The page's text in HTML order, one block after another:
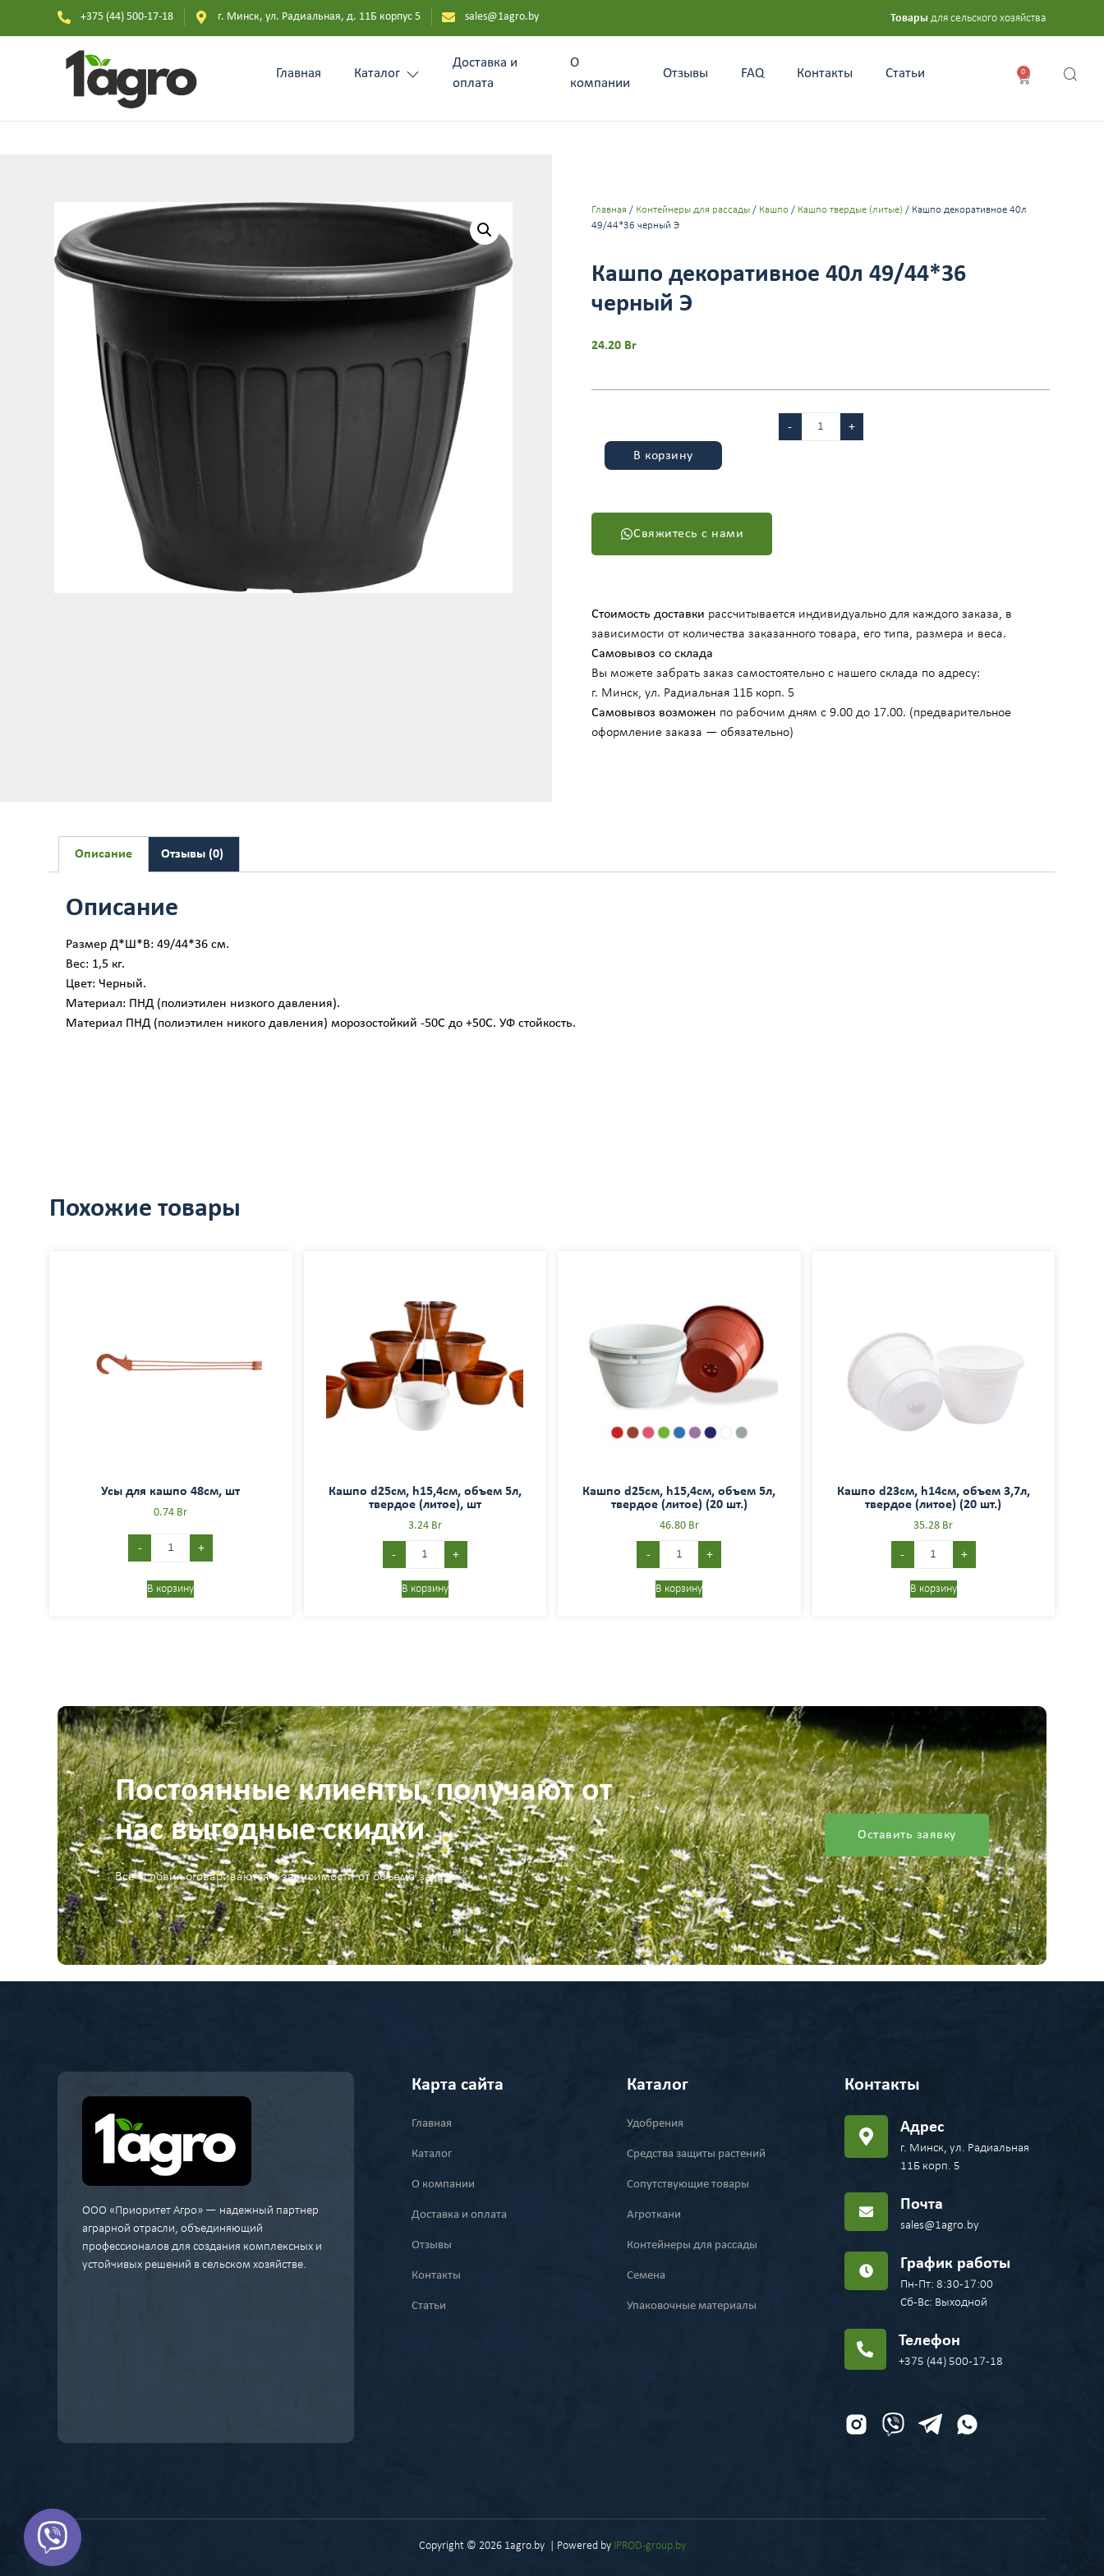
+375 (44) 500-17-18 г. Минск, ул. Радиальная, д. 11Б корпус 5 sales@1agro.by Товары для сельского хозяйства
Главная Каталог
Доставка и
оплата
О
компании
Отзывы FAQ Контакты Статьи 0
Главная / Контейнеры для рассады / Кашпо / Кашпо твердые (литые) / Кашпо декоративное 40л
49/44*36 черный Э
Кашпо декоративное 40л 49/44*36
черный Э
24.20 Br
- +
В корзину
Свяжитесь с нами
Стоимость доставки рассчитывается индивидуально для каждого заказа, в
зависимости от количества заказанного товара, его типа, размера и веса.
Самовывоз со склада
Вы можете забрать заказ самостоятельно с нашего склада по адресу:
г. Минск, ул. Радиальная 11Б корп. 5
Самовывоз возможен по рабочим дням с 9.00 до 17.00. (предварительное
оформление заказа — обязательно)
Описание Отзывы (0)
Описание
Размер Д*Ш*В: 49/44*36 см.
Вес: 1,5 кг.
Цвет: Черный.
Материал: ПНД (полиэтилен низкого давления).
Материал ПНД (полиэтилен никого давления) морозостойкий -50С до +50С. УФ стойкость.
Похожие товары
Усы для кашпо 48см, шт
0.74 Br
- +
В корзину
Кашпо d25см, h15,4см, объем 5л,
твердое (литое), шт
3.24 Br
- +
В корзину
Кашпо d25см, h15,4см, объем 5л,
твердое (литое) (20 шт.)
46.80 Br
- +
В корзину
Кашпо d23см, h14см, объем 3,7л,
твердое (литое) (20 шт.)
35.28 Br
- +
В корзину
Постоянные клиенты, получают от
нас выгодные скидки
Все условия оговариваются в зависимости от объема заказа
Оставить заявку
ООО «Приоритет Агро» — надежный партнер
аграрной отрасли, объединяющий
профессионалов для создания комплексных и
устойчивых решений в сельском хозяйстве.
Карта сайта
Главная
Каталог
О компании
Доставка и оплата
Отзывы
Контакты
Статьи
Каталог
Удобрения
Средства защиты растений
Сопутствующие товары
Агроткани
Контейнеры для рассады
Семена
Упаковочные материалы
Контакты
Адрес
г. Минск, ул. Радиальная
11Б корп. 5
Почта
sales@1agro.by
График работы
Пн-Пт: 8:30-17:00
Сб-Вс: Выходной
Телефон
+375 (44) 500-17-18
Copyright © 2026 1agro.by | Powered by IPROD-group.by